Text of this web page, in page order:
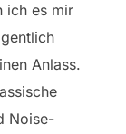
ich es mir
Anlass.
Noise-